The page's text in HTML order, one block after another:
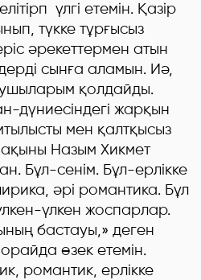
үлгі етемін. Қазір
түкке тұрғысыз
әрекеттермен атын
сынға аламын. Иә,
қолдайды.
дүниесіндегі жарқын
мен қалтқысыз
ақыны Назым Хикмет
Бұл-сенім. Бұл-ерлікке
әрі романтика. Бұл
үлкен жоспарлар.
бастауы,» деген
өзек етемін.
романтик, ерлікке